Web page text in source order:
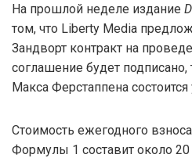
На прошлой неделе издание
том, что Liberty Media
Зандворт контракт на
соглашение будет подписано,
Макса Ферстаппена
Стоимость ежегодного
Формулы 1 составит около